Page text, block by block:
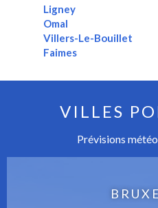
Ligney
Omal
Villers-Le-Bouillet
Faimes
VILLES
Prévisions